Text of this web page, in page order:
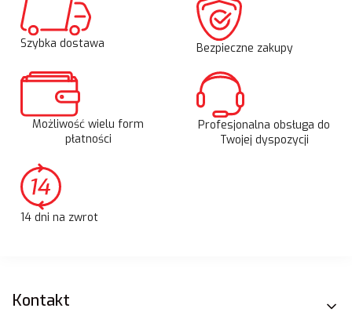
Szybka dostawa Bezpieczne zakupy
Możliwość wielu form
płatności
Profesjonalna obsługa do
Twojej dyspozycji
14 dni na zwrot
Linki w stopce
Kontakt